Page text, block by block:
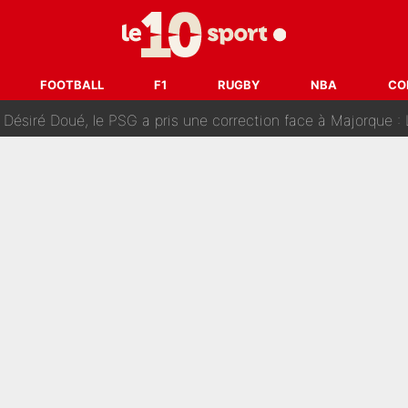
FOOTBALL F1 RUGBY NBA
à Zinedine Zidane en équipe de France : «Je n'aurais
dans tous les sens sur le mercato de l'OM : Frank McCourt va
Doué, le PSG a pris une correction face à Majorque : Luis